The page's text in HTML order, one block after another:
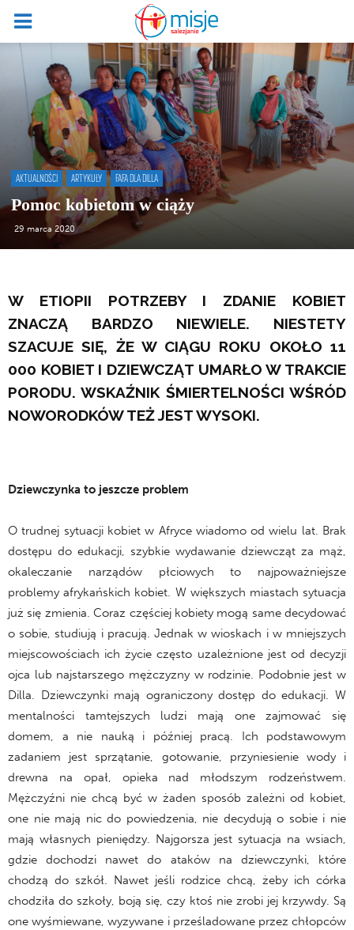
AKTUALNOŚCI ARTYKUŁY FAFA DLA DILLA
Pomoc kobietom w ciąży
29 marca 2020
W ETIOPII POTRZEBY I ZDANIE KOBIET
ZNACZĄ BARDZO NIEWIELE. NIESTETY
SZACUJE SIĘ, ŻE W CIĄGU ROKU OKOŁO 11
000 KOBIET I DZIEWCZĄT UMARŁO W TRAKCIE
PORODU. WSKAŹNIK ŚMIERTELNOŚCI WŚRÓD
NOWORODKÓW TEŻ JEST WYSOKI.
Dziewczynka to jeszcze problem
O trudnej sytuacji kobiet w Afryce wiadomo od wielu lat. Brak
dostępu do edukacji, szybkie wydawanie dziewcząt za mąż,
okaleczanie narządów płciowych to najpoważniejsze
problemy afrykańskich kobiet. W większych miastach sytuacja
już się zmienia. Coraz częściej kobiety mogą same decydować
o sobie, studiują i pracują. Jednak w wioskach i w mniejszych
miejscowościach ich życie często uzależnione jest od decyzji
ojca lub najstarszego mężczyzny w rodzinie. Podobnie jest w
Dilla. Dziewczynki mają ograniczony dostęp do edukacji. W
mentalności tamtejszych ludzi mają one zajmować się
domem, a nie nauką i później pracą. Ich podstawowym
zadaniem jest sprzątanie, gotowanie, przyniesienie wody i
drewna na opał, opieka nad młodszym rodzeństwem.
Mężczyźni nie chcą być w żaden sposób zależni od kobiet,
one nie mają nic do powiedzenia, nie decydują o sobie i nie
mają własnych pieniędzy. Najgorsza jest sytuacja na wsiach,
gdzie dochodzi nawet do ataków na dziewczynki, które
chodzą do szkół. Nawet jeśli rodzice chcą, żeby ich córka
chodziła do szkoły, boją się, czy ktoś nie zrobi jej krzywdy. Są
one wyśmiewane, wyzywane i prześladowane przez chłopców